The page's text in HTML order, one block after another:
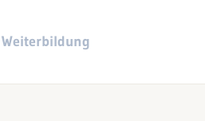
Weiterbildung